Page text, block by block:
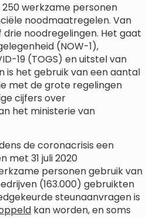
werkzame personen
noodmaatregelen. Van
noodregelingen. Het gaat
(NOW-1),
19 (TOGS) en uitstel van
is het gebruik van een aantal
met de grote regelingen
cijfers over
het ministerie van
de coronacrisis een
met 31 juli 2020
personen gebruik van
(163.000) gebruikten
steunaanvragen is
kan worden, en soms